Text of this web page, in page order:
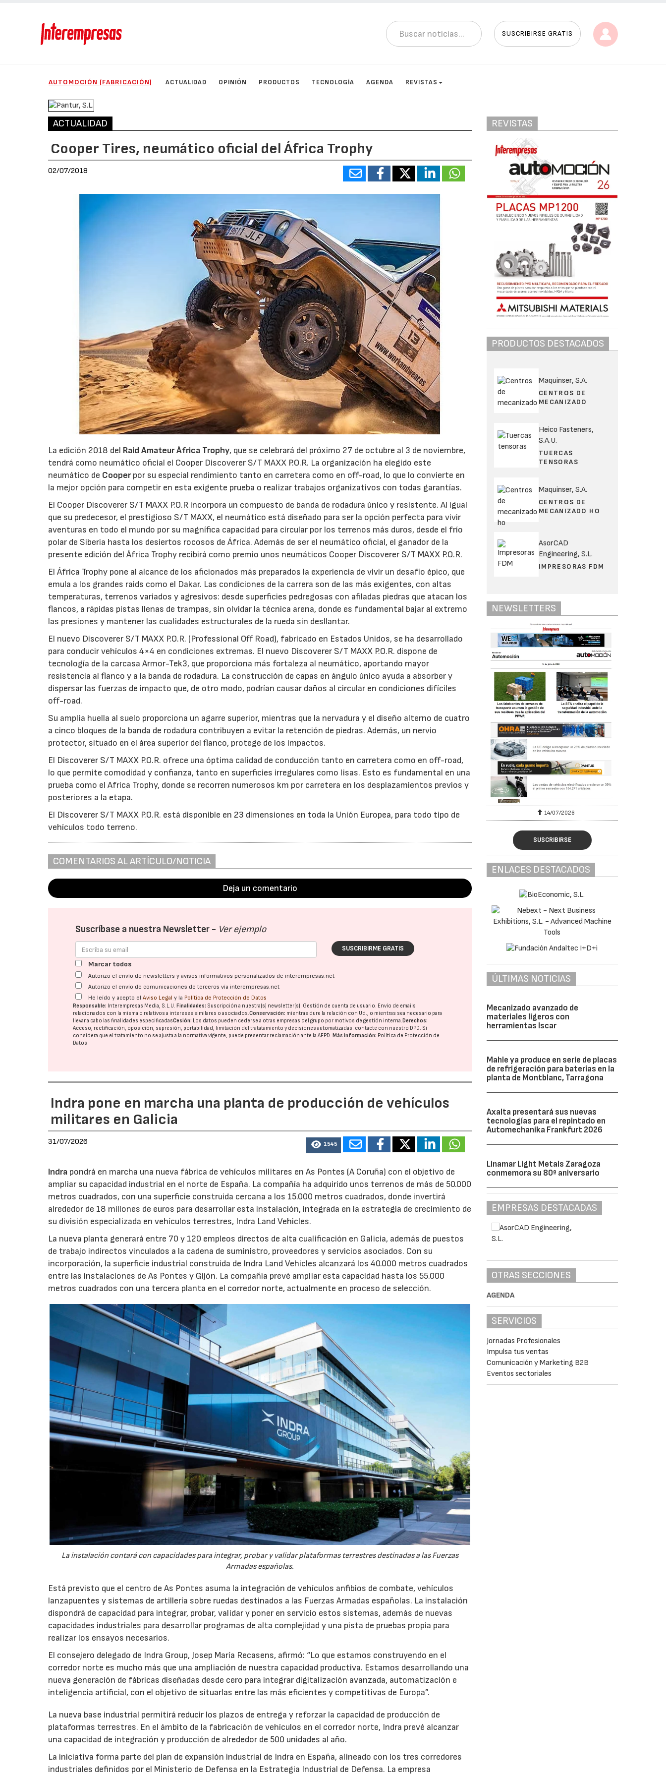
SUSCRIBIRSE GRATIS
AUTOMOCIÓN (FABRICACIÓN) ACTUALIDAD OPINIÓN PRODUCTOS TECNOLOGÍA AGENDA REVISTAS
ACTUALIDAD
Cooper Tires, neumático oficial del África Trophy
02/07/2018
La edición 2018 del Raid Amateur África Trophy, que se celebrará del próximo 27 de octubre al 3 de noviembre,
tendrá como neumático oficial el Cooper Discoverer S/T MAXX P.O.R. La organización ha elegido este
neumático de Cooperpor su especial rendimiento tanto en carretera como en off-road, lo que lo convierte en
la mejor opción para competir en esta exigente prueba o realizar trabajos organizativos con todas garantías.
El Cooper Discoverer S/T MAXX P.O.R incorpora un compuesto de banda de rodadura único y resistente. Al igual
que su predecesor, el prestigioso S/T MAXX, el neumático está diseñado para ser la opción perfecta para vivir
aventuras en todo el mundo por su magnífica capacidad para circular por los terrenos más duros, desde el frío
polar de Siberia hasta los desiertos rocosos de África. Además de ser el neumático oficial, el ganador de la
presente edición del África Trophy recibirá como premio unos neumáticos Cooper Discoverer S/T MAXX P.O.R.
El África Trophy pone al alcance de los aficionados más preparados la experiencia de vivir un desafío épico, que
emula a los grandes raids como el Dakar. Las condiciones de la carrera son de las más exigentes, con altas
temperaturas, terrenos variados y agresivos: desde superficies pedregosas con afiladas piedras que atacan los
flancos, a rápidas pistas llenas de trampas, sin olvidar la técnica arena, donde es fundamental bajar al extremo
las presiones y mantener las cualidades estructurales de la rueda sin desllantar.
El nuevo Discoverer S/T MAXX P.O.R. (Professional Off Road), fabricado en Estados Unidos, se ha desarrollado
para conducir vehículos 4×4 en condiciones extremas. El nuevo Discoverer S/T MAXX P.O.R. dispone de
tecnología de la carcasa Armor-Tek3, que proporciona más fortaleza al neumático, aportando mayor
resistencia al flanco y a la banda de rodadura. La construcción de capas en ángulo único ayuda a absorber y
dispersar las fuerzas de impacto que, de otro modo, podrían causar daños al circular en condiciones difíciles
off-road.
Su amplia huella al suelo proporciona un agarre superior, mientras que la nervadura y el diseño alterno de cuatro
a cinco bloques de la banda de rodadura contribuyen a evitar la retención de piedras. Además, un nervio
protector, situado en el área superior del flanco, protege de los impactos.
El Discoverer S/T MAXX P.O.R. ofrece una óptima calidad de conducción tanto en carretera como en off-road,
lo que permite comodidad y confianza, tanto en superficies irregulares como lisas. Esto es fundamental en una
prueba como el Africa Trophy, donde se recorren numerosos km por carretera en los desplazamientos previos y
posteriores a la etapa.
El Discoverer S/T MAXX P.O.R. está disponible en 23 dimensiones en toda la Unión Europea, para todo tipo de
vehículos todo terreno.
COMENTARIOS AL ARTÍCULO/NOTICIA
Deja un comentario
Suscríbase a nuestra Newsletter - Ver ejemplo
SUSCRIBIRME GRATIS
Marcar todos
Autorizo el envío de newsletters y avisos informativos personalizados de interempresas.net
Autorizo el envío de comunicaciones de terceros vía interempresas.net
He leído y acepto elAviso Legal y la Política de Protección de Datos
Responsable: Interempresas Media, S.L.U. Finalidades: Suscripción a nuestra(s) newsletter(s). Gestión de cuenta de usuario. Envío de emails
relacionados con la misma o relativos a intereses similares o asociados.Conservación: mientras dure la relación con Ud., o mientras sea necesario para
llevar a cabo las finalidades especificadasCesión: Los datos pueden cederse a otras empresas del grupo por motivos de gestión interna. Derechos:
Acceso, rectificación, oposición, supresión, portabilidad, limitación del tratatamiento y decisiones automatizadas: contacte con nuestro DPD. Si
considera que el tratamiento no se ajusta a la normativa vigente, puede presentar reclamación ante laAEPD. Más información: Política de Protección de
Datos
Indra pone en marcha una planta de producción de vehículos
militares en Galicia
31/07/2026 1545
Indra pondrá en marcha una nueva fábrica de vehículos militares en As Pontes (A Coruña) con el objetivo de
ampliar su capacidad industrial en el norte de España. La compañía ha adquirido unos terrenos de más de 50.000
metros cuadrados, con una superficie construida cercana a los 15.000 metros cuadrados, donde invertirá
alrededor de 18 millones de euros para desarrollar esta instalación, integrada en la estrategia de crecimiento de
su división especializada en vehículos terrestres, Indra Land Vehicles.
La nueva planta generará entre 70 y 120 empleos directos de alta cualificación en Galicia, además de puestos
de trabajo indirectos vinculados a la cadena de suministro, proveedores y servicios asociados. Con su
incorporación, la superficie industrial construida de Indra Land Vehicles alcanzará los 40.000 metros cuadrados
entre las instalaciones de As Pontes y Gijón. La compañía prevé ampliar esta capacidad hasta los 55.000
metros cuadrados con una tercera planta en el corredor norte, actualmente en proceso de selección.
La instalación contará con capacidades para integrar, probar y validar plataformas terrestres destinadas a las Fuerzas
Armadas españolas.
Está previsto que el centro de As Pontes asuma la integración de vehículos anfibios de combate, vehículos
lanzapuentes y sistemas de artillería sobre ruedas destinados a las Fuerzas Armadas españolas. La instalación
dispondrá de capacidad para integrar, probar, validar y poner en servicio estos sistemas, además de nuevas
capacidades industriales para desarrollar programas de alta complejidad y una pista de pruebas propia para
realizar los ensayos necesarios.
El consejero delegado de Indra Group, Josep María Recasens, afirmó: “Lo que estamos construyendo en el
corredor norte es mucho más que una ampliación de nuestra capacidad productiva. Estamos desarrollando una
nueva generación de fábricas diseñadas desde cero para integrar digitalización avanzada, automatización e
inteligencia artificial, con el objetivo de situarlas entre las más eficientes y competitivas de Europa”.
La nueva base industrial permitirá reducir los plazos de entrega y reforzar la capacidad de producción de
plataformas terrestres. En el ámbito de la fabricación de vehículos en el corredor norte, Indra prevé alcanzar
una capacidad de integración y producción de alrededor de 500 unidades al año.
La iniciativa forma parte del plan de expansión industrial de Indra en España, alineado con los tres corredores
industriales definidos por el Ministerio de Defensa en la Estrategia Industrial de Defensa. La empresa
REVISTAS
PRODUCTOS DESTACADOS
Maquinser, S.A.
CENTROS DE
MECANIZADO
Heico Fasteners,
S.A.U.
TUERCAS
TENSORAS
Maquinser, S.A.
CENTROS DE
MECANIZADO HO
AsorCAD
Engineering, S.L.
IMPRESORAS FDM
NEWSLETTERS
14/07/2026 28/07/2026 14/07/2026
SUSCRIBIRSE
ENLACES DESTACADOS
ÚLTIMAS NOTICIAS
Mecanizado avanzado de
materiales ligeros con
herramientas Iscar
Mahle ya produce en serie de placas
de refrigeración para baterías en la
planta de Montblanc, Tarragona
Axalta presentará sus nuevas
tecnologías para el repintado en
Automechanika Frankfurt 2026
Linamar Light Metals Zaragoza
conmemora su 80º aniversario
EMPRESAS DESTACADAS
OTRAS SECCIONES
AGENDA
SERVICIOS
Jornadas Profesionales
Impulsa tus ventas
Comunicación y Marketing B2B
Eventos sectoriales